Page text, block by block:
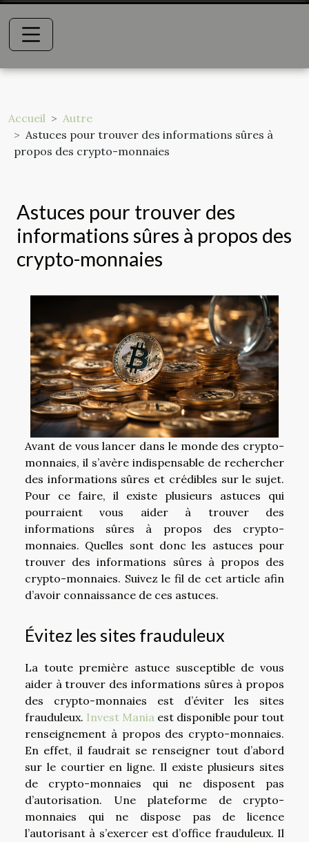
Accueil
Autre
Astuces pour trouver des informations sûres à
propos des crypto-monnaies
Astuces pour trouver des
informations sûres à propos des
crypto-monnaies
Avant de vous lancer dans le monde des crypto-
monnaies, il s’avère indispensable de rechercher
des informations sûres et crédibles sur le sujet.
Pour ce faire, il existe plusieurs astuces qui
pourraient vous aider à trouver des
informations sûres à propos des crypto-
monnaies. Quelles sont donc les astuces pour
trouver des informations sûres à propos des
crypto-monnaies. Suivez le fil de cet article afin
d’avoir connaissance de ces astuces.
Évitez les sites frauduleux
La toute première astuce susceptible de vous
aider à trouver des informations sûres à propos
des crypto-monnaies est d’éviter les sites
frauduleux. Invest Mania est disponible pour tout
renseignement à propos des crypto-monnaies.
En effet, il faudrait se renseigner tout d’abord
sur le courtier en ligne. Il existe plusieurs sites
de crypto-monnaies qui ne disposent pas
d’autorisation. Une plateforme de crypto-
monnaies qui ne dispose pas de licence
l’autorisant à s’exercer est d’office frauduleux. Il